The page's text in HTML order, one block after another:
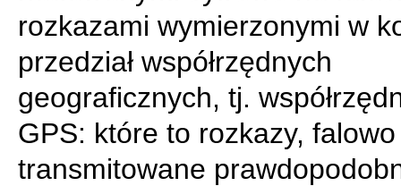
rozkazami wymierzonymi w
przedział współrzędnych
geograficznych, tj.
GPS: które to rozkazy, falowo
transmitowane